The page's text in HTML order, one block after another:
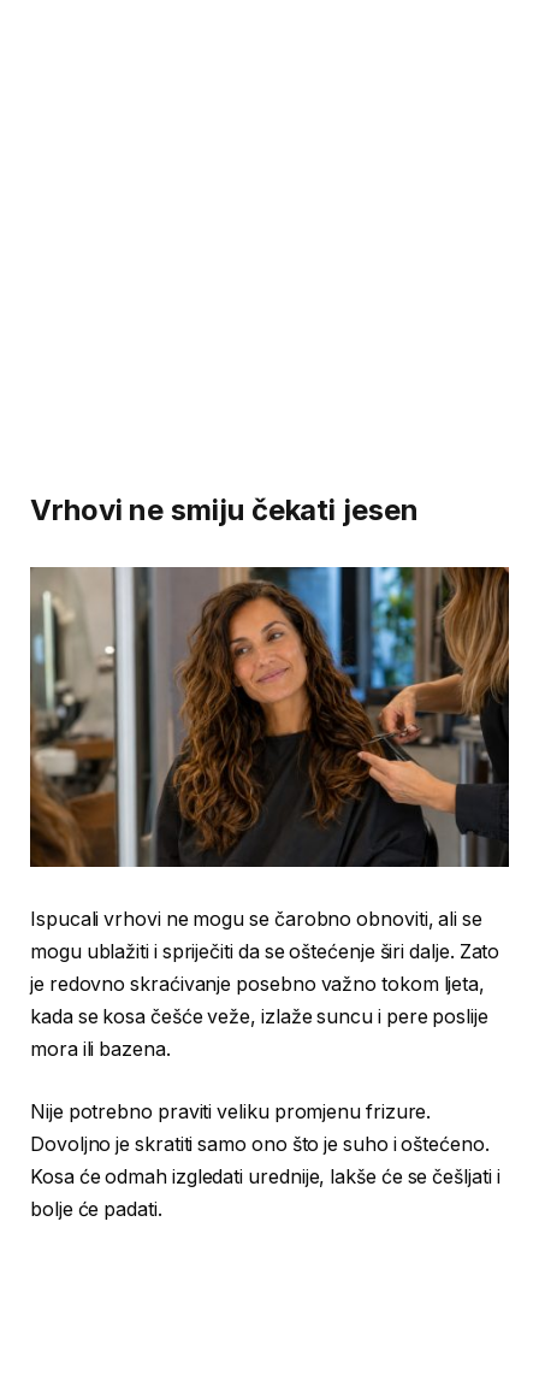
Vrhovi ne smiju čekati jesen
Ispucali vrhovi ne mogu se čarobno obnoviti, ali se
mogu ublažiti i spriječiti da se oštećenje širi dalje. Zato
je redovno skraćivanje posebno važno tokom ljeta,
kada se kosa češće veže, izlaže suncu i pere poslije
mora ili bazena.
Nije potrebno praviti veliku promjenu frizure.
Dovoljno je skratiti samo ono što je suho i oštećeno.
Kosa će odmah izgledati urednije, lakše će se češljati i
bolje će padati.